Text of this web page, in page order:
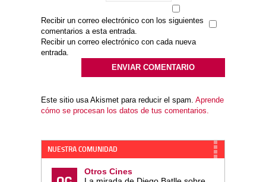
Recibir un correo electrónico con los siguientes
comentarios a esta entrada.
Recibir un correo electrónico con cada nueva
entrada.
Este sitio usa Akismet para reducir el spam. Aprende
cómo se procesan los datos de tus comentarios.
NUESTRA COMUNIDAD
Otros Cines